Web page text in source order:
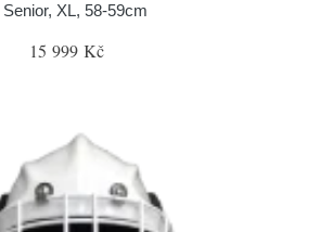
Senior, XL, 58-59cm
15 999 Kč